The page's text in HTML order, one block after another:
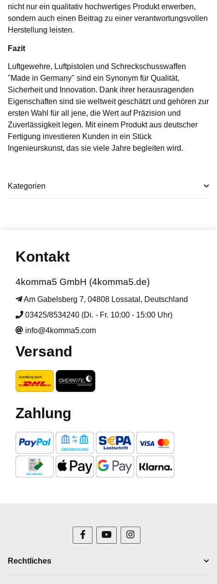
nicht nur ein qualitativ hochwertiges Produkt erwerben,
sondern auch einen Beitrag zu einer verantwortungsvollen
Herstellung leisten.
Fazit
Luftgewehre, Luftpistolen und Schreckschusswaffen
"Made in Germany" sind ein Synonym für Qualität,
Sicherheit und Innovation. Dank ihrer herausragenden
Eigenschaften sind sie weltweit geschätzt und gehören zur
ersten Wahl für all jene, die Wert auf Präzision und
Zuverlässigkeit legen. Mit einem Produkt aus deutscher
Fertigung investieren Kunden in ein Stück
Ingenieurskunst, das sie viele Jahre begleiten wird.
Kategorien
Kontakt
4komma5 GmbH (4komma5.de)
Am Gabelsberg 7, 04808 Lossatal, Deutschland
03425/8534240 (Di. - Fr. 10:00 - 15:00 Uhr)
info@4komma5.com
Versand
Zahlung
Rechtliches